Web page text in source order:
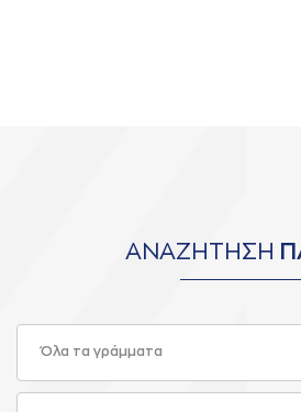
ΑΝΑΖΗΤΗΣΗ
Όλα τα γράμματα